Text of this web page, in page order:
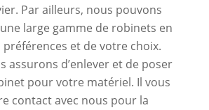
Par ailleurs, nous pouvons
large gamme de robinets en
et de votre choix.
assurons d’enlever et de poser
pour votre matériel. Il vous
contact avec nous pour la